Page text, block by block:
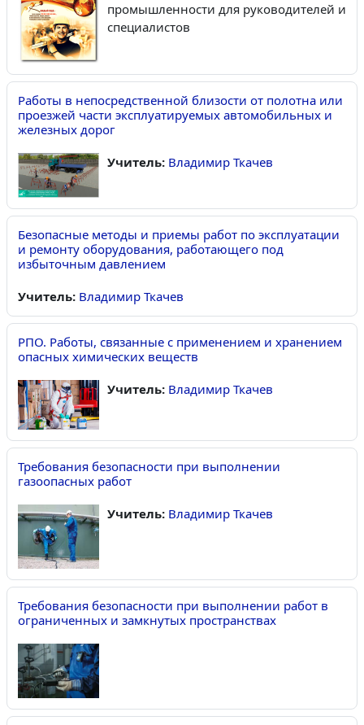
промышленности для руководителей и
специалистов
Работы в непосредственной близости от полотна или
проезжей части эксплуатируемых автомобильных и
железных дорог
Учитель: Владимир Ткачев
Безопасные методы и приемы работ по эксплуатации
и ремонту оборудования, работающего под
избыточным давлением
Учитель: Владимир Ткачев
РПО. Работы, связанные с применением и хранением
опасных химических веществ
Учитель: Владимир Ткачев
Требования безопасности при выполнении
газоопасных работ
Учитель: Владимир Ткачев
Требования безопасности при выполнении работ в
ограниченных и замкнутых пространствах